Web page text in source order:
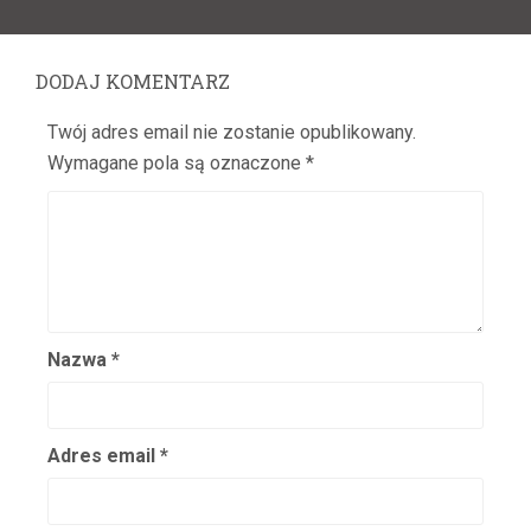
Bielska Hanna
Bielska Józefa
Bieniek Franciszek
Biesiadecki Zygmunt
Bilińska Halina
DODAJ KOMENTARZ
Twój adres email nie zostanie opublikowany.
Wymagane pola są oznaczone *
Nazwa *
Adres email *